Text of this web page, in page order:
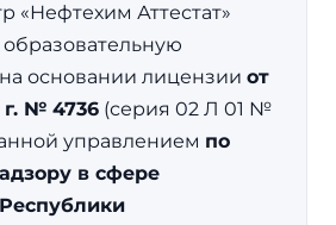
«Нефтехим Аттестат»
основании лицензии от
г. № 4736 (серия 02 Л 01 №
управлением по
в сфере